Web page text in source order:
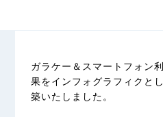
ガラケー＆スマートフォン
果をインフォグラフィクと
築いたしました。